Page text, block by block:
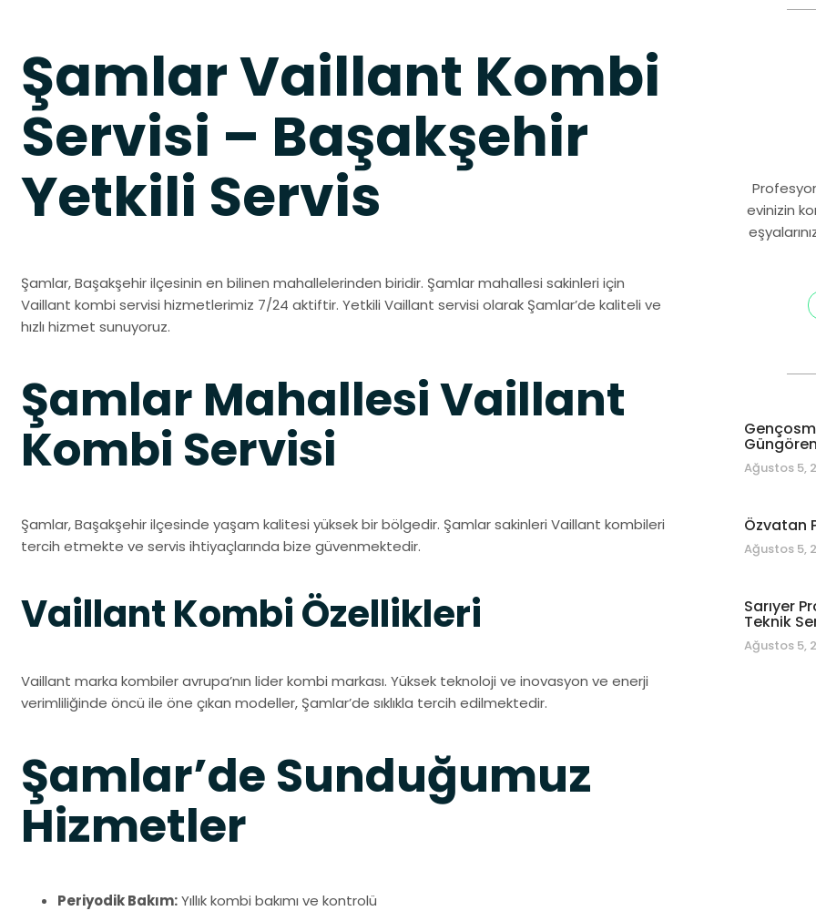
Şamlar Vaillant Kombi
Servisi – Başakşehir
Yetkili Servis
Şamlar, Başakşehir ilçesinin en bilinen mahallelerinden biridir. Şamlar mahallesi sakinleri için
Vaillant kombi servisi hizmetlerimiz 7/24 aktiftir. Yetkili Vaillant servisi olarak Şamlar’de kaliteli ve
hızlı hizmet sunuyoruz.
Şamlar Mahallesi Vaillant
Kombi Servisi
Şamlar, Başakşehir ilçesinde yaşam kalitesi yüksek bir bölgedir. Şamlar sakinleri Vaillant kombileri
tercih etmekte ve servis ihtiyaçlarında bize güvenmektedir.
Vaillant Kombi Özellikleri
Vaillant marka kombiler avrupa’nın lider kombi markası. Yüksek teknoloji ve inovasyon ve enerji
verimliliğinde öncü ile öne çıkan modeller, Şamlar’de sıklıkla tercih edilmektedir.
Şamlar’de Sunduğumuz
Hizmetler
Periyodik Bakım:Yıllık kombi bakımı ve kontrolü
evinizin
Ağustos 5,
Özvatan
Ağustos 5,
Sarıyer
Teknik
Ağustos 5,